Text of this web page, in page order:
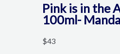
Pink is in the
100ml-
$43